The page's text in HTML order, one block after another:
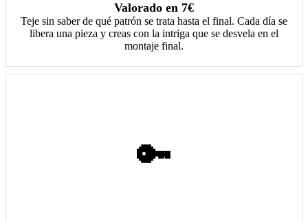
Valorado en 7€
Teje sin saber de qué patrón se trata hasta el final. Cada día se
libera una pieza y creas con la intriga que se desvela en el
montaje final.
🔑